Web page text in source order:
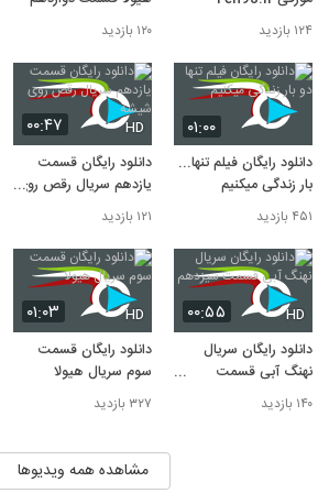
۱۲۴ بازدید ۱۲۰ بازدید
۰۱:۰۰
دانلود رایگان فیلم تنها دو
بار زندگی میکنیم
۴۵۱ بازدید
۰۰:۴۷ HD
دانلود رایگان قسمت
یازدهم سریال رقص روی
شیشه
۱۲۱ بازدید
۰۰:۵۵ HD
دانلود رایگان سریال
نهنگ آبی قسمت
سیزدهم۱۴۰ بازدید
۰۱:۰۳ HD
دانلود رایگان قسمت
سوم سریال هیولا
۳۲۷ بازدید
مشاهده همه ویدیوها